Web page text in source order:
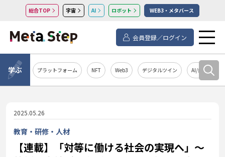
総合TOP 宇宙 AI ロボット WEB3・メタバース
会員登録／ログイン
学ぶ プラットフォーム NFT Web3 デジタルツイン AI/自然言語処
2025.05.26
教育・研修・人材
【連載】「対等に働ける社会の実現へ」～